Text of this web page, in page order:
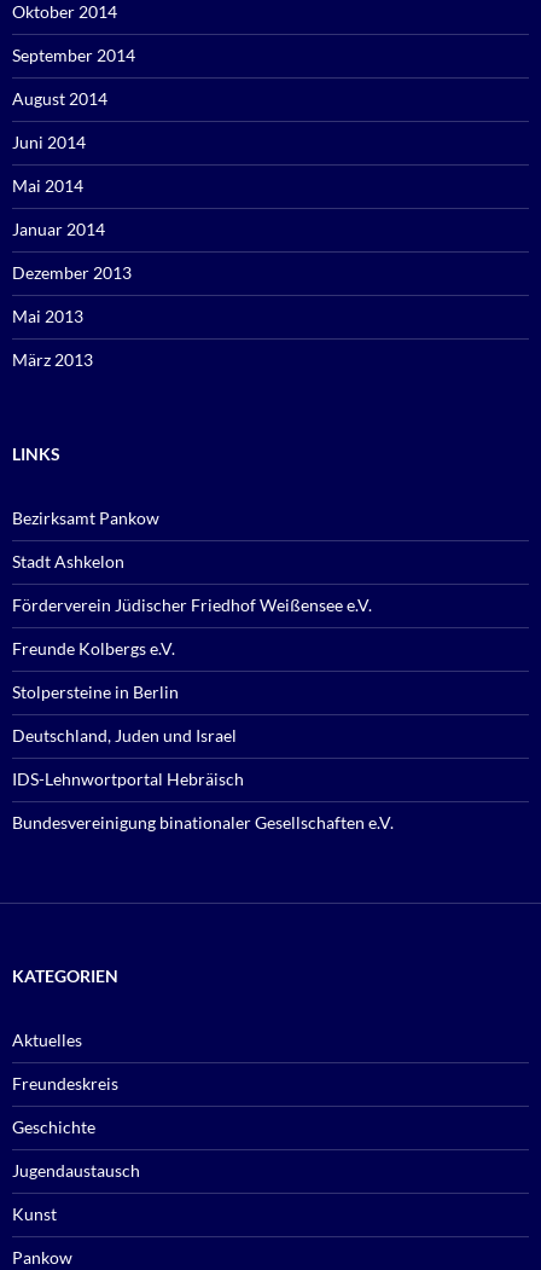
Oktober 2014
September 2014
August 2014
Juni 2014
Mai 2014
Januar 2014
Dezember 2013
Mai 2013
März 2013
LINKS
Bezirksamt Pankow
Stadt Ashkelon
Förderverein Jüdischer Friedhof Weißensee e.V.
Freunde Kolbergs e.V.
Stolpersteine in Berlin
Deutschland, Juden und Israel
IDS-Lehnwortportal Hebräisch
Bundesvereinigung binationaler Gesellschaften e.V.
KATEGORIEN
Aktuelles
Freundeskreis
Geschichte
Jugendaustausch
Kunst
Pankow